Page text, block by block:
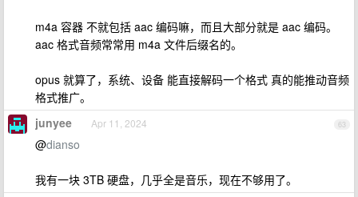
m4a 容器 不就包括 aac 编码嘛，而且大部分就是 aac 编码。
aac 格式音频常常用 m4a 文件后缀名的。
opus 就算了，系统、设备 能直接解码一个格式 真的能推动音频
格式推广。
63
junyee Apr 11, 2024
@dianso
我有一块 3TB 硬盘，几乎全是音乐，现在不够用了。